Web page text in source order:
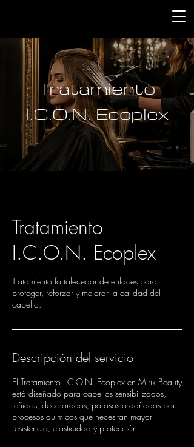
Tratamiento
I.C.O.N. Ecoplex
Tratamiento
I.C.O.N. Ecoplex
Tratamiento fortalecedor de enlaces para
proteger, reforzar y mejorar la calidad del
cabello.
Descripción del servicio
El Tratamiento I.C.O.N. Ecoplex en Mirik Beauty
está diseñado para cabellos sensibilizados,
teñidos, decolorados, porosos o dañados por
procesos químicos que necesitan mayor
resistencia, elasticidad y protección.